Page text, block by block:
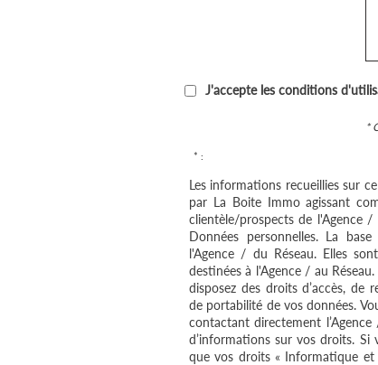
J'accepte les conditions
*
* :
Les informations recueillies sur
par La Boite Immo agissant
clientèle/prospects de l'Agence
Données personnelles. La
l'Agence / du Réseau. Elles
destinées à l'Agence / au
disposez des droits d’accès, de
de portabilité de vos données.
contactant directement
d’informations sur vos droits. Si
que vos droits « Informatique et